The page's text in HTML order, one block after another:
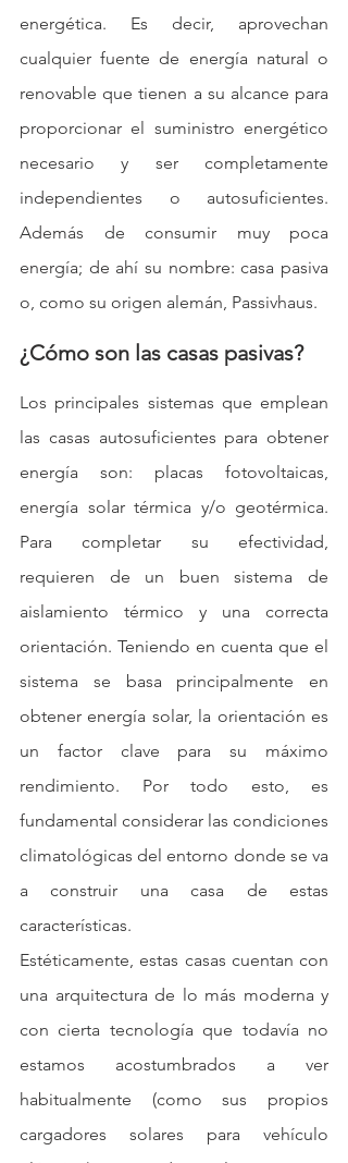
energética. Es decir, aprovechan
cualquier fuente de energía natural o
renovable que tienen a su alcance para
proporcionar el suministro energético
necesario y ser completamente
independientes o autosuficientes.
Además de consumir muy poca
energía; de ahí su nombre: casa pasiva
o, como su origen alemán, Passivhaus.
¿Cómo son las casas pasivas?
Los principales sistemas que emplean
las casas autosuficientes para obtener
energía son: placas fotovoltaicas,
energía solar térmica y/o geotérmica.
Para completar su efectividad,
requieren de un buen sistema de
aislamiento térmico y una correcta
orientación. Teniendo en cuenta que el
sistema se basa principalmente en
obtener energía solar, la orientación es
un factor clave para su máximo
rendimiento. Por todo esto, es
fundamental considerar las condiciones
climatológicas del entorno donde se va
a construir una casa de estas
características.
Estéticamente, estas casas cuentan con
una arquitectura de lo más moderna y
con cierta tecnología que todavía no
estamos acostumbrados a ver
habitualmente (como sus propios
cargadores solares para vehículo